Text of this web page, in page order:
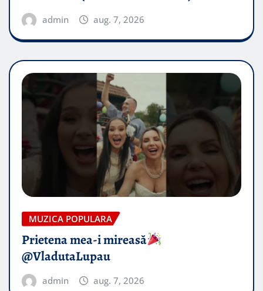
admin aug. 7, 2026
MUZICA POPULARA
Prietena mea-i mireasă​
@VladutaLupau
admin aug. 7, 2026